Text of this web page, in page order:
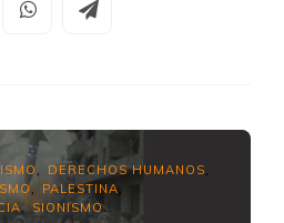
DERECHOS HUMANOS
PALESTINA
,SIONISMO...